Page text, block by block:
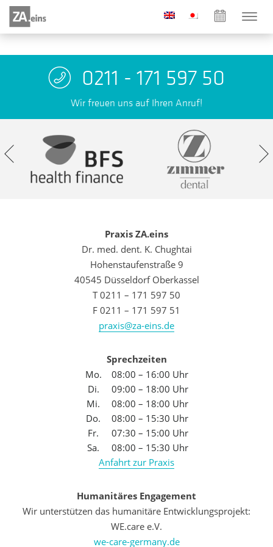
0211 - 171 597 50
Wir freuen uns auf Ihren Anruf!
Praxis ZA.eins
Dr. med. dent. K. Chughtai
Hohenstaufenstraße 9
40545 Düsseldorf Oberkassel
T 0211 – 171 597 50
F 0211 – 171 597 51
praxis@za-eins.de
Sprechzeiten
Mo.
08:00 – 16:00 Uhr
Di.
09:00 – 18:00 Uhr
Mi.
08:00 – 18:00 Uhr
Do.
08:00 – 15:30 Uhr
Fr.
07:30 – 15:00 Uhr
Sa.
08:00 – 15:30 Uhr
Anfahrt zur Praxis
Humanitäres Engagement
Wir unterstützen das humanitäre Entwicklungsprojekt:
WE.care e.V.
we-care-germany.de